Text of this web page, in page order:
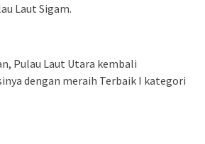
Laut Sigam.
Pulau Laut Utara kembali
dengan meraih Terbaik I kategori